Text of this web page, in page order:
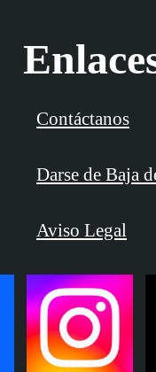
Contáctanos
Darse de Baja
Aviso Legal